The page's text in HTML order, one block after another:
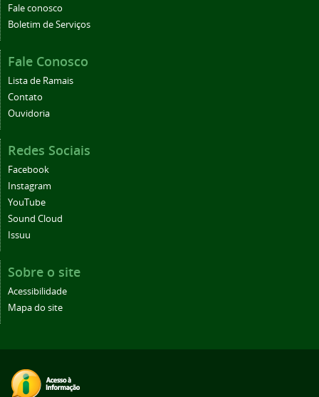
Fale conosco
Boletim de Serviços
Fale Conosco
Lista de Ramais
Contato
Ouvidoria
Redes Sociais
Facebook
Instagram
YouTube
Sound Cloud
Issuu
Sobre o site
Acessibilidade
Mapa do site